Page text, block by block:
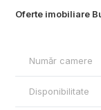
Oferte imobiliare
pădure, cu o
canalizare.
În curte se află o
cameră. , iar pe
Număr camere
Disponibilitate